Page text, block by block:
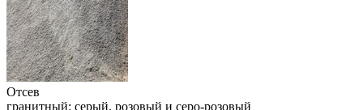
Отсев
гранитный: серый, розовый и серо-розовый